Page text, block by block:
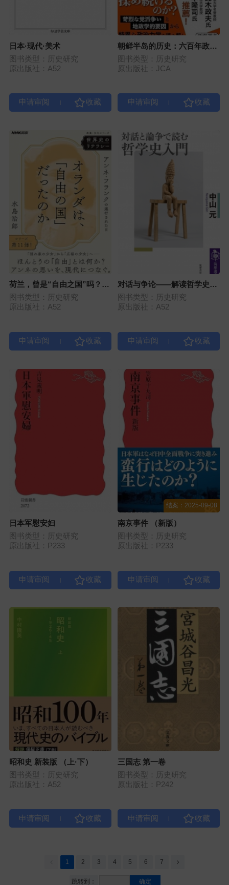
日本·现代·美术
图书类型：历史研究
原出版社：A52
朝鲜半岛的历史：六百年政争
与外患
图书类型：历史研究
原出版社：JCA
荷兰，曾是“自由之国”吗？
——安妮·弗兰克被捕之日
图书类型：历史研究
原出版社：A52
对话与争论——解读哲学史入
门
图书类型：历史研究
原出版社：A52
日本军慰安妇
图书类型：历史研究
原出版社：P233
结案：2025-09-08
南京事件 （新版）
图书类型：历史研究
原出版社：P233
昭和史 新装版 （上·下）
图书类型：历史研究
原出版社：A52
三国志 第一卷
图书类型：历史研究
原出版社：P242
1 2 3 4 5 6 7
跳转到： 确定